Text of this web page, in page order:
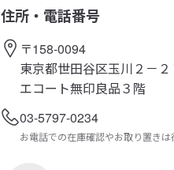
住所・電話番号
〒158-0094
東京都世田谷区玉川２－
エコート無印良品３階
03-5797-0234
お電話での在庫確認やお取り置きは